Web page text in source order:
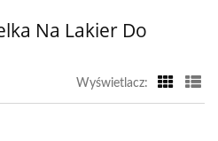
Na Lakier Do
Wyświetlacz: